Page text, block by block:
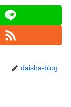
daisha-blog